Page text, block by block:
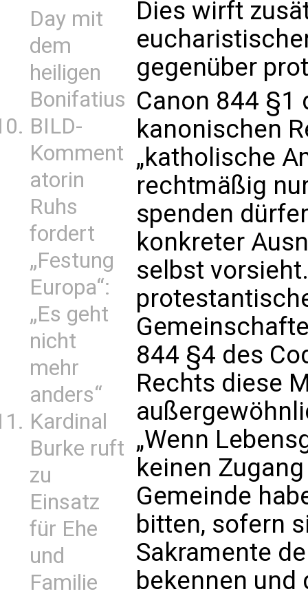
Day mit
dem
heiligen
Bonifatius
BILD-
Komment
atorin
Ruhs
fordert
„Festung
Europa“:
„Es geht
nicht
mehr
anders“
Kardinal
Burke ruft
zu
Einsatz
für Ehe
und
Familie
Dies wirft
gegenüber
Canon 844 §1
kanonischen
„katholische
rechtmäßig
spenden
konkreter
selbst
844 §4 des
Rechts diese
„Wenn
keinen
Gemeinde
bitten, sofern
Sakramente
bekennen und